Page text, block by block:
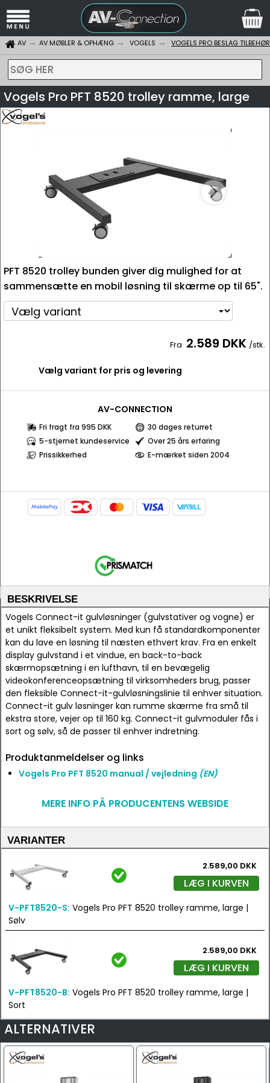
AV AV MØBLER & OPHÆNG VOGELS VOGELS PRO BESLAG TILBEHØR
SØG HER
Vogels Pro PFT 8520 trolley ramme, large
PFT 8520 trolley bunden giver dig mulighed for at
sammensætte en mobil løsning til skærme op til 65".
Fra 2.589 DKK /stk.
Vælg variant for pris og levering
AV-CONNECTION
Fri fragt fra 995 DKK
30 dages returret
5-stjernet kundeservice
Over 25 års erfaring
Prissikkerhed
E-mærket siden 2004
BESKRIVELSE
Vogels Connect-it gulvløsninger (gulvstativer og vogne) er
et unikt fleksibelt system. Med kun få standardkomponenter
kan du lave en løsning til næsten ethvert krav. Fra en enkelt
display gulvstand i et vindue, en back-to-back
skærmopsætning i en lufthavn, til en bevægelig
videokonferenceopsætning til virksomheders brug, passer
den fleksible Connect-it-gulvløsningslinie til enhver situation.
Connect-it gulv løsninger kan rumme skærme fra små til
ekstra store, vejer op til 160 kg. Connect-it gulvmoduler fås i
sort og sølv, så de passer til enhver indretning.
Produktanmeldelser og links
Vogels Pro PFT 8520 manual / vejledning (EN)
MERE INFO PÅ PRODUCENTENS WEBSIDE
VARIANTER
2.589,00 DKK
LÆG I KURVEN
V-PFT8520-S: Vogels Pro PFT 8520 trolley ramme, large |
Sølv
2.589,00 DKK
LÆG I KURVEN
V-PFT8520-B: Vogels Pro PFT 8520 trolley ramme, large |
Sort
ALTERNATIVER